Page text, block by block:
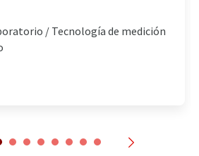
/ Tecnología de medición